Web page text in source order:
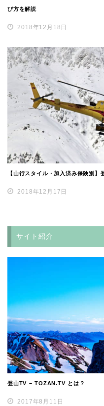
び方を解説
2018年12月18日
【山行スタイル・加入済み保険別】
2018年12月17日
サイト紹介
登山TV – TOZAN.TV とは？
2017年8月11日